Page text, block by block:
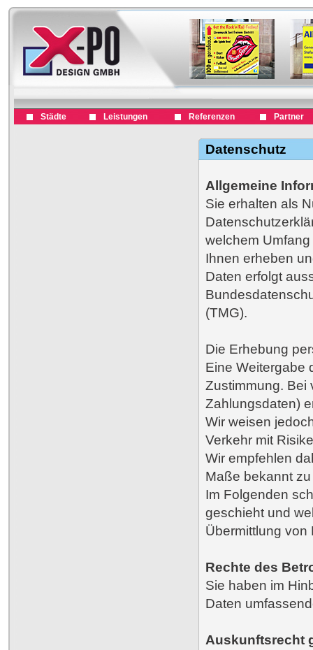
Städte Leistungen Referenzen Partner
Datenschutz
Allgemeine
Sie erhalten als
welchem
Ihnen erheben
Daten erfolgt
(TMG).
Die Erhebung
Eine Weitergabe
Zustimmung. Bei
Zahlungsdaten)
Wir weisen
Verkehr mit
Wir empfehlen
Maße bekannt
Im Folgenden
geschieht und
Übermittlung von
Rechte des
Sie haben im
Daten
Auskunftsrecht